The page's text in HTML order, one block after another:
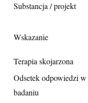
Substancja / projekt
Wskazanie
Terapia skojarzona
Odsetek odpowiedzi w
badaniu